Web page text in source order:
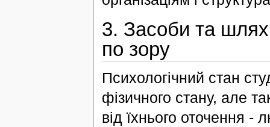
3. Засоби та шляхи
по зору
Психологічний стан
фізичного стану, але
від їхнього оточення -